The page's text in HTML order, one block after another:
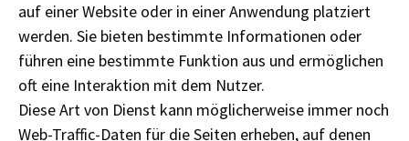
auf einer Website oder in einer Anwendung platziert
werden. Sie bieten bestimmte Informationen oder
führen eine bestimmte Funktion aus und ermöglichen
oft eine Interaktion mit dem Nutzer.
Diese Art von Dienst kann möglicherweise immer noch
Web-Traffic-Daten für die Seiten erheben, auf denen